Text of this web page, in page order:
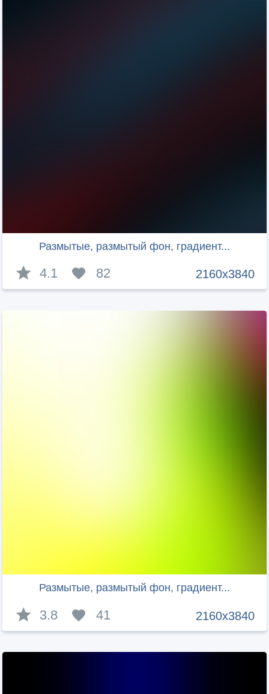
Размытые, размытый фон, градиент...
2160x3840
4.1 82
Размытые, размытый фон, градиент...
2160x3840
3.8 41